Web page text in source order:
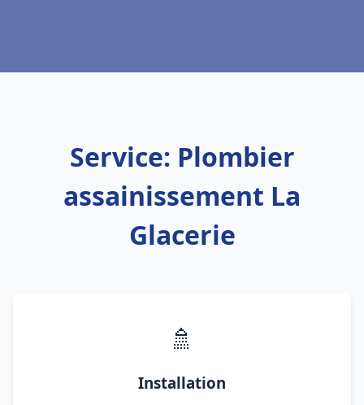
Service: Plombier
assainissement La
Glacerie
🚿
Installation